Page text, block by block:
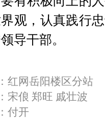
观，认真践行
导干部。
红网岳阳楼区分站
宋俍 郑旺 戚壮波
付开